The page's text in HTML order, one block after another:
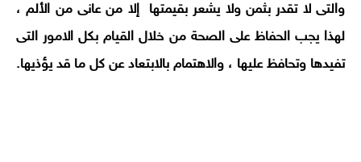
والتى لا تقدر بثمن ولا يشعر بقيمتها إلا من عانى من الألم ،
لهذا يجب الحفاظ على الصحة من خلال القيام بكل الامور التى
تفيدها وتحافظ عليها ، والاهتمام بالابتعاد عن كل ما قد يؤذيها.